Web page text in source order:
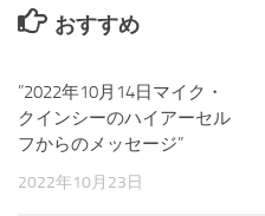
おすすめ
”2022年10月14日マイク・
クインシーのハイアーセル
フからのメッセージ”
2022年10月23日